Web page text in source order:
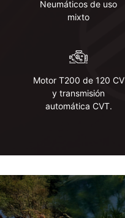
Neumáticos de uso
mixto
Motor T200 de 120 CV
y ​​transmisión
automática CVT.